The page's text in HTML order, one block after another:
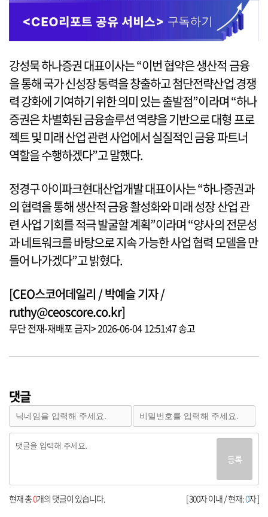
강성묵 하나증권 대표이사는 “이번 협약은 생산적 금융
을 통해 국가 신성장 동력을 창출하고 첨단전략산업 경쟁
력 강화에 기여하기 위한 의미 있는 출발점”이라며 “하나
증권은 차별화된 금융솔루션 역량을 기반으로 대형 프로
젝트 및 미래 산업 관련 사업에서 실질적인 금융 파트너
역할을 수행하겠다”고 말했다.
정경구 아이파크현대산업개발 대표이사는 “하나증권과
의 협력을 통해 생산적 금융 활성화와 미래 성장 산업 관
련 사업 기회를 적극 발굴할 계획”이라며 “양사의 전문성
과 네트워크를 바탕으로 지속 가능한 사업 협력 모델을 만
들어 나가겠다”고 밝혔다.
[CEO스코어데일리 / 박예슬 기자 /
ruthy@ceoscore.co.kr]
무단 전재-재배포 금지> 2026-06-04 12:51:47 송고
댓글
등록
[ 300자 이내 / 현재:0자 ]
현재 총0개의 댓글이 있습니다.